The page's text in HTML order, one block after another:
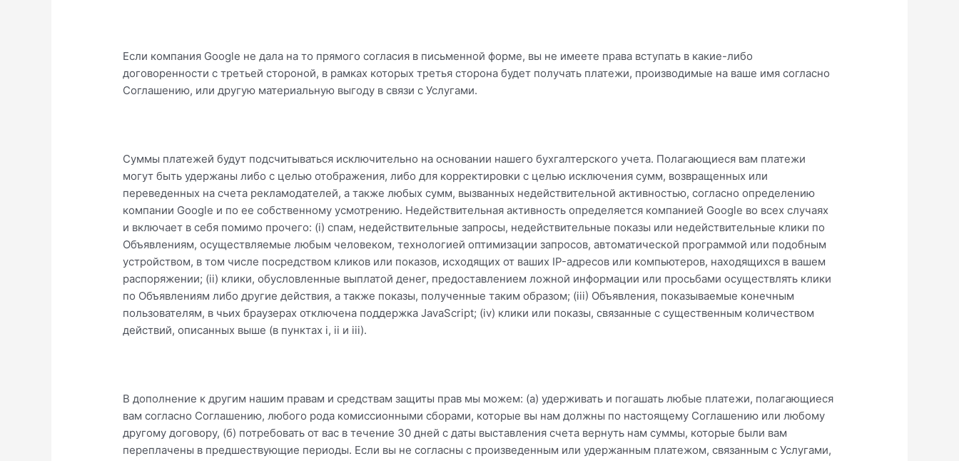
Если компания Google не дала на то прямого согласия в письменной форме, вы не имеете права вступать в какие-либо
договоренности с третьей стороной, в рамках которых третья сторона будет получать платежи, производимые на ваше имя согласно
Соглашению, или другую материальную выгоду в связи с Услугами.
Суммы платежей будут подсчитываться исключительно на основании нашего бухгалтерского учета. Полагающиеся вам платежи
могут быть удержаны либо с целью отображения, либо для корректировки с целью исключения сумм, возвращенных или
переведенных на счета рекламодателей, а также любых сумм, вызванных недействительной активностью, согласно определению
компании Google и по ее собственному усмотрению. Недействительная активность определяется компанией Google во всех случаях
и включает в себя помимо прочего: (i) спам, недействительные запросы, недействительные показы или недействительные клики по
Объявлениям, осуществляемые любым человеком, технологией оптимизации запросов, автоматической программой или подобным
устройством, в том числе посредством кликов или показов, исходящих от ваших IP-адресов или компьютеров, находящихся в вашем
распоряжении; (ii) клики, обусловленные выплатой денег, предоставлением ложной информации или просьбами осуществлять клики
по Объявлениям либо другие действия, а также показы, полученные таким образом; (iii) Объявления, показываемые конечным
пользователям, в чьих браузерах отключена поддержка JavaScript; (iv) клики или показы, связанные с существенным количеством
действий, описанных выше (в пунктах i, ii и iii).
В дополнение к другим нашим правам и средствам защиты прав мы можем: (а) удерживать и погашать любые платежи, полагающиеся
вам согласно Соглашению, любого рода комиссионными сборами, которые вы нам должны по настоящему Соглашению или любому
другому договору, (б) потребовать от вас в течение 30 дней с даты выставления счета вернуть нам суммы, которые были вам
переплачены в предшествующие периоды. Если вы не согласны с произведенным или удержанным платежом, связанным с Услугами,